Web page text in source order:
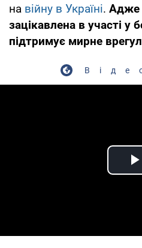
на війну в Україні. Адже
зацікавлена в участі у
підтримує мирне